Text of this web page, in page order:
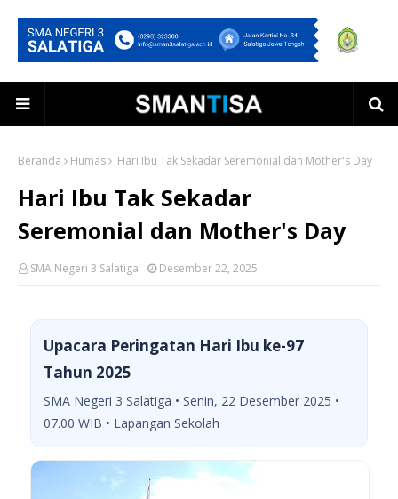
Beranda Humas Hari Ibu Tak Sekadar Seremonial dan Mother's Day
Hari Ibu Tak Sekadar
Seremonial dan Mother's Day
SMA Negeri 3 Salatiga Desember 22, 2025
Upacara Peringatan Hari Ibu ke-97
Tahun 2025
SMA Negeri 3 Salatiga • Senin, 22 Desember 2025 •
07.00 WIB • Lapangan Sekolah